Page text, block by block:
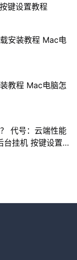
键设置教程
安装教程 Mac电
教程 Mac电脑怎
代号：云端性能
台挂机 按键设置